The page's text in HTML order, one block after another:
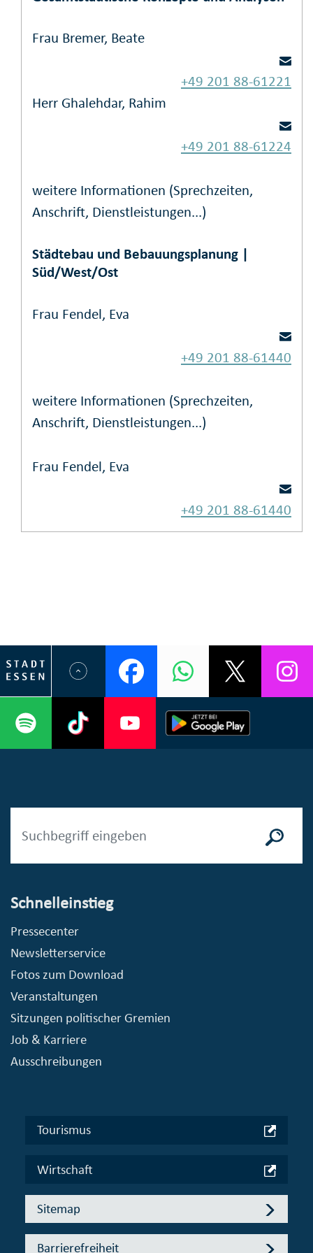
Frau Bremer, Beate
+49 201 88-61221
Herr Ghalehdar, Rahim
+49 201 88-61224
weitere Informationen (Sprechzeiten,
Anschrift, Dienstleistungen...)
Städtebau und Bebauungsplanung |
Süd/West/Ost
Frau Fendel, Eva
+49 201 88-61440
weitere Informationen (Sprechzeiten,
Anschrift, Dienstleistungen...)
Frau Fendel, Eva
+49 201 88-61440
Schnelleinstieg
Pressecenter
Newsletterservice
Fotos zum Download
Veranstaltungen
Sitzungen politischer Gremien
Job & Karriere
Ausschreibungen
Tourismus
Wirtschaft
Sitemap
Barrierefreiheit